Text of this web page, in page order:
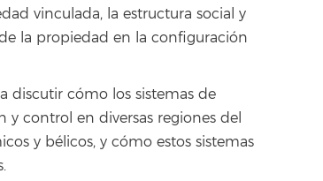
vinculada, la estructura social y
la propiedad en la configuración
discutir cómo los sistemas de
control en diversas regiones del
y bélicos, y cómo estos sistemas